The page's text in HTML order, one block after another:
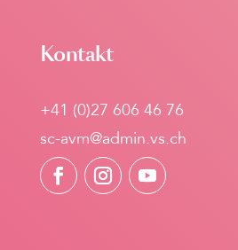
Kontakt
+41 (0)27 606 46 76
sc-avm@admin.vs.ch